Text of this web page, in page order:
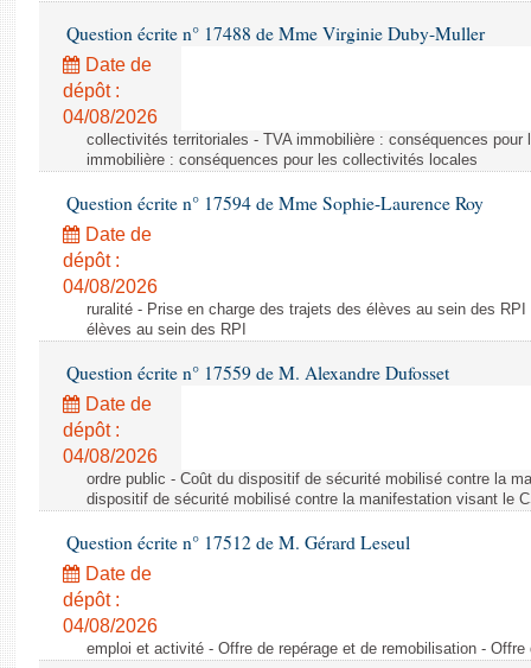
Question écrite n° 17488 de Mme Virginie Duby-Muller
Date de
dépôt :
04/08/2026
collectivités territoriales - TVA immobilière : conséquences
immobilière : conséquences pour les collectivités locales
Question écrite n° 17594 de Mme Sophie-Laurence Roy
Date de
dépôt :
04/08/2026
ruralité - Prise en charge des trajets des élèves au sein des
élèves au sein des RPI
Question écrite n° 17559 de M. Alexandre Dufosset
Date de
dépôt :
04/08/2026
ordre public - Coût du dispositif de sécurité mobilisé contre la
dispositif de sécurité mobilisé contre la manifestation visant le
Question écrite n° 17512 de M. Gérard Leseul
Date de
dépôt :
04/08/2026
emploi et activité - Offre de repérage et de remobilisation -